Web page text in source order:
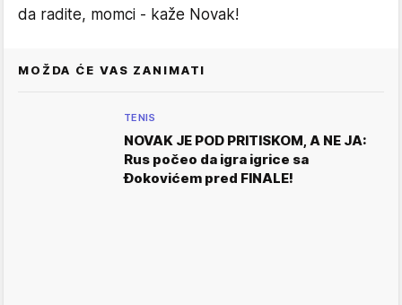
da radite, momci - kaže Novak!
MOŽDA ĆE VAS ZANIMATI
TENIS
NOVAK JE POD PRITISKOM, A NE JA:
Rus počeo da igra igrice sa
Đokovićem pred FINALE!